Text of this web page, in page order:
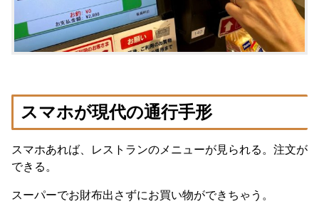
スマホが現代の通行手形
スマホあれば、レストランのメニューが見られる。注文が
できる。
スーパーでお財布出さずにお買い物ができちゃう。